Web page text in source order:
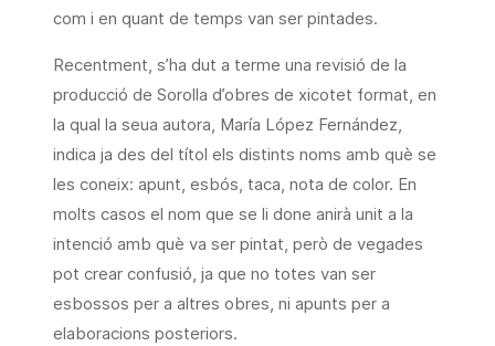
com i en quant de temps van ser pintades.
Recentment, s’ha dut a terme una revisió de la
producció de Sorolla d’obres de xicotet format, en
la qual la seua autora, María López Fernández,
indica ja des del títol els distints noms amb què se
les coneix: apunt, esbós, taca, nota de color. En
molts casos el nom que se li done anirà unit a la
intenció amb què va ser pintat, però de vegades
pot crear confusió, ja que no totes van ser
esbossos per a altres obres, ni apunts per a
elaboracions posteriors.